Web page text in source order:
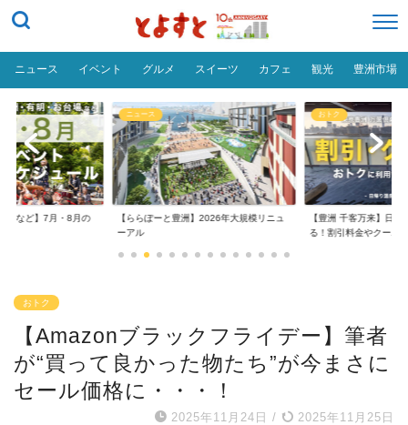
ニュース イベント グルメ スイーツ カフェ 観光 豊洲市場
場など】7月・8月の
ニュース
【ららぽーと豊洲】2026年大規模リニュ
ーアル
おトク
【豊洲 千客万来】日帰
る！割引料金やクーポ...
おトク
【Amazonブラックフライデー】筆者
が“買って良かった物たち”が今まさに
セール価格に・・・！
2025年11月24日 / 2025年11月25日